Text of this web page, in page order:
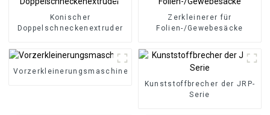
Konischer
Doppelschneckenextruder
Zerkleinerer für
Folien-/Gewebesäcke
Vorzerkleinerungsmaschine
Kunststoffbrecher der JRP-
Serie